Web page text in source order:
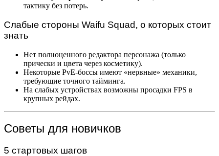
тактику без потерь.
Слабые стороны Waifu Squad, о которых стоит
знать
Нет полноценного редактора персонажа (только
прически и цвета через косметику).
Некоторые PvE-боссы имеют «нервные» механики,
требующие точного тайминга.
На слабых устройствах возможны просадки FPS в
крупных рейдах.
Советы для новичков
5 стартовых шагов